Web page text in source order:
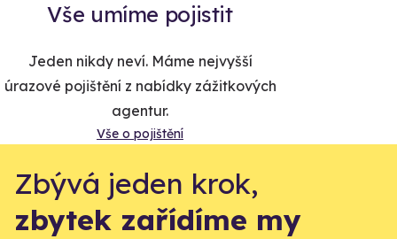
Vše umíme pojistit
Jeden nikdy neví. Máme nejvyšší
úrazové pojištění z nabídky zážitkových
agentur.
Vše o pojištění
Zbývá jeden krok,
zbytek zařídíme my